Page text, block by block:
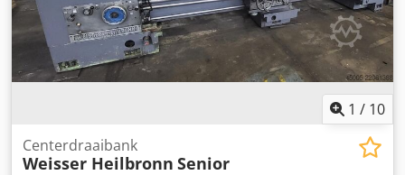
1 / 10
Centerdraaibank
Weisser Heilbronn Senior